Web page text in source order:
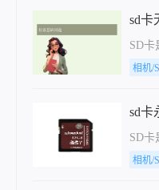
sd卡
SD
相机/
sd卡
SD
相机/